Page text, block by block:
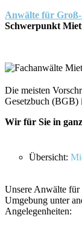
Anwälte für
Schwerpunkt
Die meisten
Gesetzbuch (BGB)
Wir für Sie in
Übersicht:
Unsere Anwälte
Umgebung unter
Angelegenheiten: